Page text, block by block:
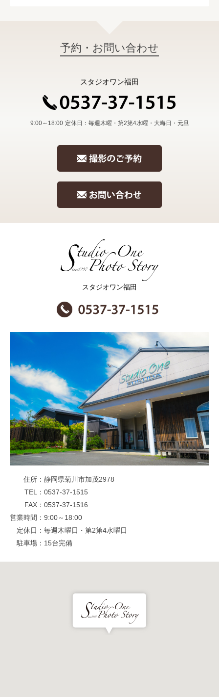
予約・お問い合わせ
スタジオワン福田
9:00～18:00 定休日：毎週木曜・第2第4水曜・大晦日・元旦
スタジオワン福田
住所
静岡県菊川市加茂2978
TEL
0537-37-1515
FAX
0537-37-1516
営業時間
9:00～18:00
定休日
毎週木曜日・第2第4水曜日
駐車場
15台完備